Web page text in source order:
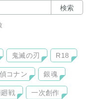
検索
鬼滅の刃 R18
コナン 銀魂
戦 一次創作